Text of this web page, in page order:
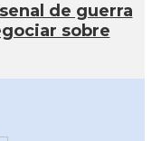
de guerra
sobre